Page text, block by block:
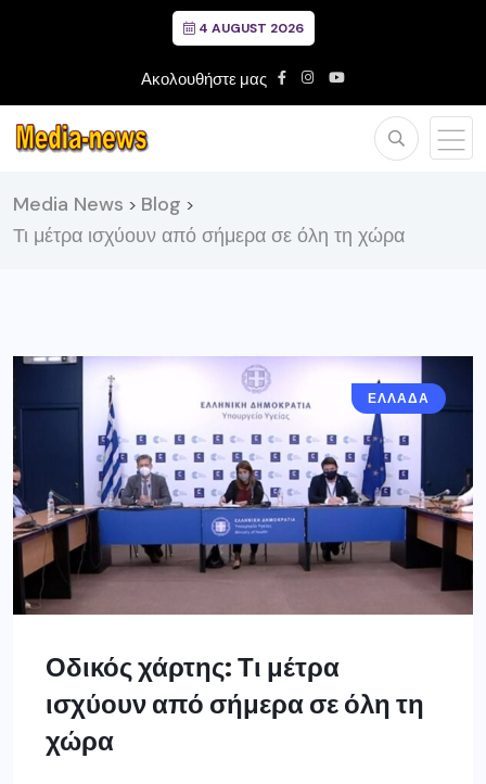
4 AUGUST 2026
Ακολουθήστε μας
Media News > Blog >
Τι μέτρα ισχύουν από σήμερα σε όλη τη χώρα
ΕΛΛΑΔΑ
Οδικός χάρτης: Τι μέτρα
ισχύουν από σήμερα σε όλη τη
χώρα